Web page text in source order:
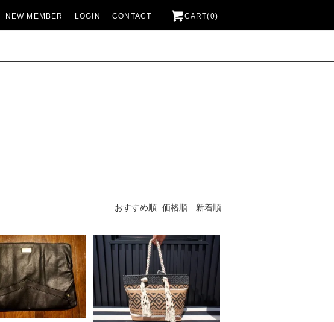
NEW MEMBER LOGIN CONTACT CART(0)
おすすめ順 価格順 新着順